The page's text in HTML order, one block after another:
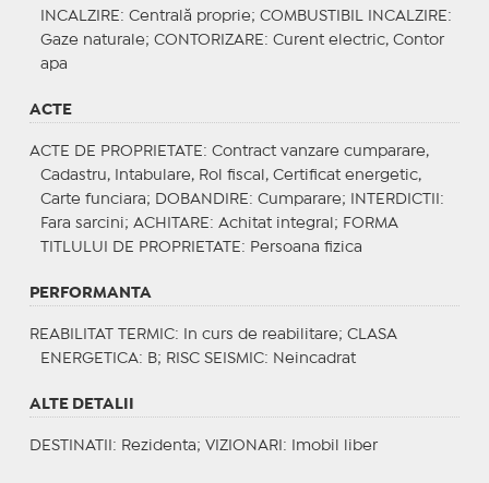
INCALZIRE : Centrală proprie; COMBUSTIBIL INCALZIRE :
Gaze naturale; CONTORIZARE : Curent electric, Contor
apa
ACTE
ACTE DE PROPRIETATE : Contract vanzare cumparare,
Cadastru, Intabulare, Rol fiscal, Certificat energetic,
Carte funciara;
DOBANDIRE : Cumparare; INTERDICTII :
Fara sarcini; ACHITARE : Achitat integral; FORMA
TITLULUI DE PROPRIETATE : Persoana fizica
PERFORMANTA
REABILITAT TERMIC: In curs de reabilitare; CLASA
ENERGETICA: B; RISC SEISMIC: Neincadrat
ALTE DETALII
DESTINATII : Rezidenta; VIZIONARI : Imobil liber